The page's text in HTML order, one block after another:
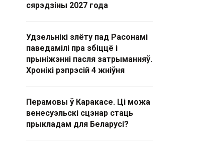
сярэдзіны 2027 года
Удзельнікі злёту пад Расонамі
паведамілі пра збіццё і
прыніжэнні пасля затрыманняў.
Хронікі рэпрэсій 4 жніўня
Перамовы ў Каракасе. Ці можа
венесуэльскі сцэнар стаць
прыкладам для Беларусі?